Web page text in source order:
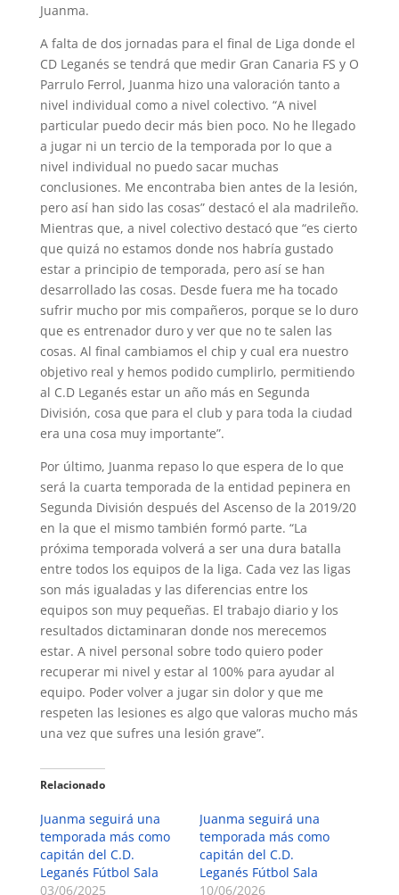
Juanma.
A falta de dos jornadas para el final de Liga donde el
CD Leganés se tendrá que medir Gran Canaria FS y O
Parrulo Ferrol, Juanma hizo una valoración tanto a
nivel individual como a nivel colectivo. “A nivel
particular puedo decir más bien poco. No he llegado
a jugar ni un tercio de la temporada por lo que a
nivel individual no puedo sacar muchas
conclusiones. Me encontraba bien antes de la lesión,
pero así han sido las cosas” destacó el ala madrileño.
Mientras que, a nivel colectivo destacó que “es cierto
que quizá no estamos donde nos habría gustado
estar a principio de temporada, pero así se han
desarrollado las cosas. Desde fuera me ha tocado
sufrir mucho por mis compañeros, porque se lo duro
que es entrenador duro y ver que no te salen las
cosas. Al final cambiamos el chip y cual era nuestro
objetivo real y hemos podido cumplirlo, permitiendo
al C.D Leganés estar un año más en Segunda
División, cosa que para el club y para toda la ciudad
era una cosa muy importante”.
Por último, Juanma repaso lo que espera de lo que
será la cuarta temporada de la entidad pepinera en
Segunda División después del Ascenso de la 2019/20
en la que el mismo también formó parte. “La
próxima temporada volverá a ser una dura batalla
entre todos los equipos de la liga. Cada vez las ligas
son más igualadas y las diferencias entre los
equipos son muy pequeñas. El trabajo diario y los
resultados dictaminaran donde nos merecemos
estar. A nivel personal sobre todo quiero poder
recuperar mi nivel y estar al 100% para ayudar al
equipo. Poder volver a jugar sin dolor y que me
respeten las lesiones es algo que valoras mucho más
una vez que sufres una lesión grave”.
Relacionado
Juanma seguirá una
temporada más como
capitán del C.D.
Leganés Fútbol Sala
03/06/2025
Juanma seguirá una
temporada más como
capitán del C.D.
Leganés Fútbol Sala
10/06/2026